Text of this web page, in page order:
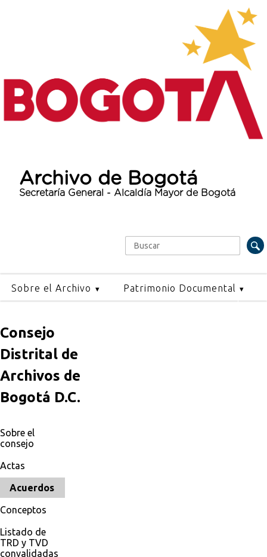
Archivo de Bogotá
Secretaría General - Alcaldía Mayor de Bogotá
Formulario de búsqueda
Buscar
Sobre el Archivo Patrimonio Documental
Consejo
Distrital de
Archivos de
Bogotá D.C.
Sobre el
consejo
Actas
Acuerdos
Conceptos
Listado de
TRD y TVD
convalidadas